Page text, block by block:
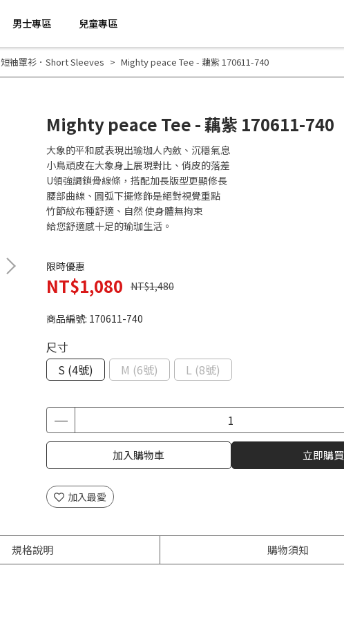
男士專區 兒童專區
短袖罩衫．Short Sleeves Mighty peace Tee - 藕紫 170611-740
Mighty peace Tee - 藕紫 170611-740
大象的平和感表現出瑜珈人內斂、沉穩氣息
小鳥頑皮在大象身上展現對比、俏皮的落差
U領強調鎖骨線條，搭配加長版型更顯修長
腰部曲線、圓弧下擺修飾是絕對視覺重點
竹節紋布種舒適、自然 使身體無拘束
給您舒適感十足的瑜珈生活。
限時優惠
NT$1,080 NT$1,480
商品編號: 170611-740
尺寸
S (4號)
M (6號) L (8號)
加入購物車 立即購買
加入最愛
規格說明 購物須知